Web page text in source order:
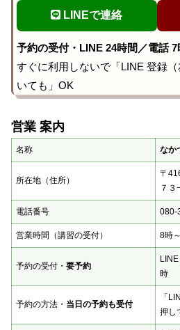
LINEで連絡
予約の受付・LINE 24時間／電話 7
すぐに利用しないで「LINE 登録
いても」OK
営業 案内
名称 なか
所在地（住所）
〒
７３
電話番号 080-
営業時間（講習の受付） 8時
予約の受付・ 要予約
時
予約の方法・ 当日の予約も受付
「
押し